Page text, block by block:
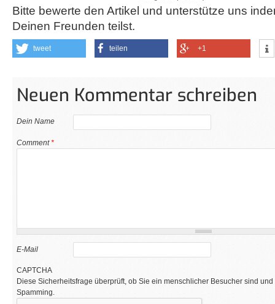
Bitte bewerte den Artikel und unterstütze uns
Deinen Freunden teilst.
tweet teilen +1
Neuen Kommentar schreiben
Dein Name
Comment*
E-Mail
CAPTCHA
Diese Sicherheitsfrage überprüft, ob Sie ein menschlicher Besucher sind
Spamming.